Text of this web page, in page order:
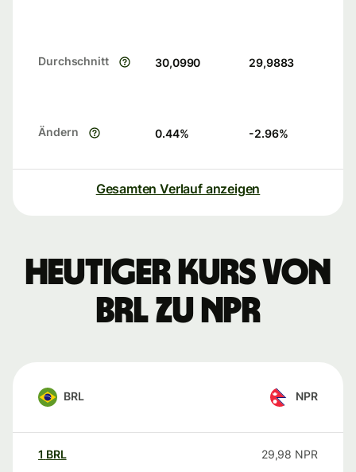
Durchschnitt 30,0990 29,9883
Ändern 0.44% -2.96%
Gesamten Verlauf anzeigen
Heutiger Kurs von
BRL zu NPR
BRL NPR
1 BRL 29,98 NPR